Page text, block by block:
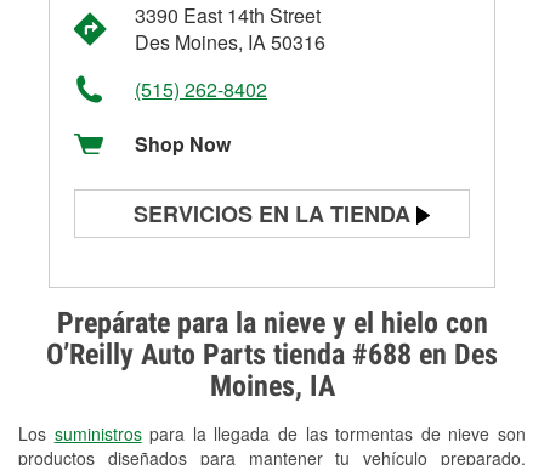
Prepárate para la nieve y el hielo con
O’Reilly Auto Parts tienda #688 en Des
Moines, IA
Los suministrospara la llegada de las tormentas de nieve son
productos diseñados para mantener tu vehículo preparado,
3390 East 14th Street
Des Moines, IA 50316
(515) 262-8402
Shop Now
SERVICIOS EN LA TIENDA
Prueba de alternadores y
arrancadores
Revisión de la luz "Check Engine"
Reciclaje de baterías y aceite